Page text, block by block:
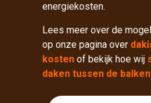
energiekosten.
Lees meer over de
op onze pagina over
kosten of bekijk hoe wij
daken tussen de